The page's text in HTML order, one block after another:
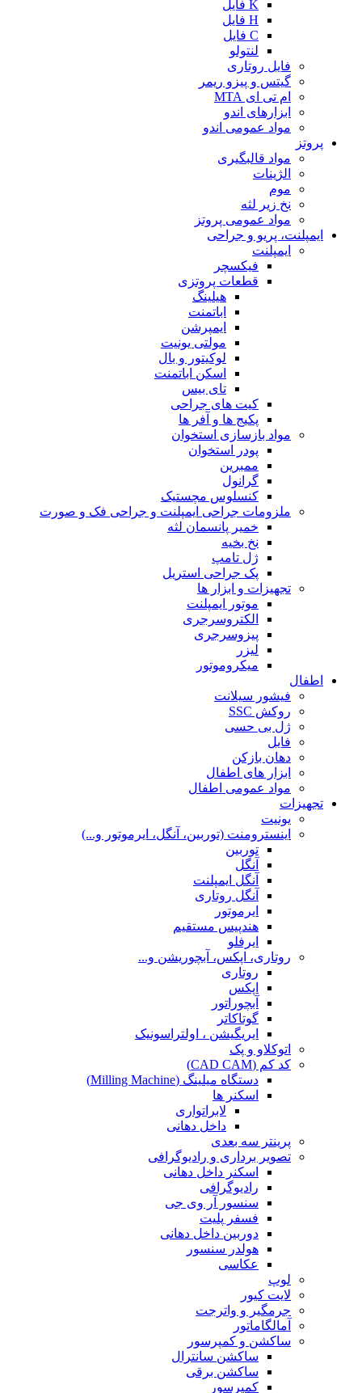
K فایل
H فایل
C فایل
لنتولو
فایل روتاری
گیتس و پیزو ریمر
ام تی ای MTA
ابزارهای اندو
مواد عمومی اندو
پروتز
مواد قالبگیری
الژینات
موم
نخ زیر لثه
مواد عمومی پروتز
ایمپلنت، پریو و جراحی
ایمپلنت
فیکسچر
قطعات پروتزی
هیلینگ
اباتمنت
ایمپرشن
مولتی یونیت
لوکیتور و بال
اسکن اباتمنت
تای بیس
کیت های جراحی
پکیج ها و آفر ها
مواد بازسازی استخوان
پودر استخوان
ممبرین
گرانول
کنسلوس مچستیک
ملزومات جراحی ایمپلنت و جراحی فک و صورت
خمیر پانسمان لثه
نخ بخیه
ژل تامپ
پک جراحی استریل
تجهیزات و ابزار ها
موتور ایمپلنت
الکتروسرجری
پیزوسرجری
لیزر
میکروموتور
اطفال
فیشور سیلانت
روکش SSC
ژل بی حسی
فایل
دهان بازکن
ابزار های اطفال
مواد عمومی اطفال
تجهیزات
یونیت
اینسترومنت (توربین، آنگل، ایرموتور و...)
توربین
آنگل
آنگل ایمپلنت
آنگل روتاری
ایرموتور
هندپیس مستقیم
ایرفلو
روتاری، اپکس، آبچوریشن و...
روتاری
اپکس
آبچوراتور
گوتاکاتر
ایریگیشن ، اولتراسونیک
اتوکلاو و پک
کد کم (CAD CAM)
دستگاه میلینگ (Milling Machine)
اسکنر ها
لابراتواری
داخل دهانی
پرینتر سه بعدی
تصویر برداری و رادیوگرافی
اسکنر داخل دهانی
رادیوگرافی
سنسور آر وی جی
فسفر پلیت
دوربین داخل دهانی
هولدر سنسور
عکاسی
لوپ
لایت کیور
جرمگیر و واترجت
آمالگاماتور
ساکشن و کمپرسور
ساکشن سانترال
ساکشن برقی
کمپرسور